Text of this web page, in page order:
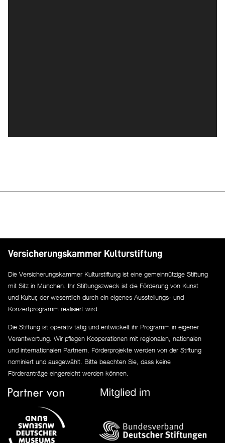
Versicherungskammer Kulturstiftung
Die Versicherungskammer Kulturstiftung ist eine gemeinnützige Stiftung
mit Sitz in München. Ihr Stiftungszweck ist die Förderung von Kunst
und Kultur, der wesentlich durch ein eigenes Ausstellungs- und
Konzertprogramm realisiert wird.
Die Stiftung ist operativ tätig und entwickelt ihr Programm in eigener
Verantwortung. Wir pflegen Kooperationen mit regionalen, nationalen
und internationalen Partnern. Förderprojekte werden von der Stiftung
nominiert und ausgewählt. Bitte beachten Sie, dass keine
Förderanträge eingereicht werden können.